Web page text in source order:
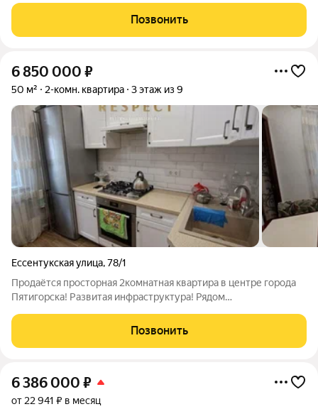
Позвонить
6 850 000 ₽
50 м² 2-комн. квартира 3 этаж из 9
Ессентукская улица,78/1
Продаётся просторная 2комнатная квартира в центре города
Пятигорска! Развитая инфраструктура! Рядом
Ваши вопросы! С нами безопасно и выгодно. ПОЛНОЕ
ЮРИДИЧЕСКОЕ СОПРОВОЖДЕНИЕ ОДОБРЕНИЕ ИПОТЕКИ
Позвонить
6 386 000 ₽
от 22 941 ₽ в месяц